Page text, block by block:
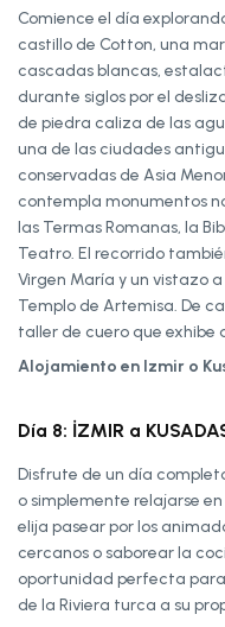
Comience el día
castillo de Cotton, una
cascadas blancas,
durante siglos por el
de piedra caliza de las
una de las ciudades
conservadas de Asia
contempla monumentos
las Termas Romanas, la
Teatro. El recorrido
Virgen María y un vistazo
Templo de Artemisa. De
taller de cuero que exhibe
Alojamiento en Izmir o
Día 8: İZMIR a
Disfrute de un día
o simplemente relajarse
elija pasear por los
cercanos o saborear la
oportunidad perfecta
de la Riviera turca a su